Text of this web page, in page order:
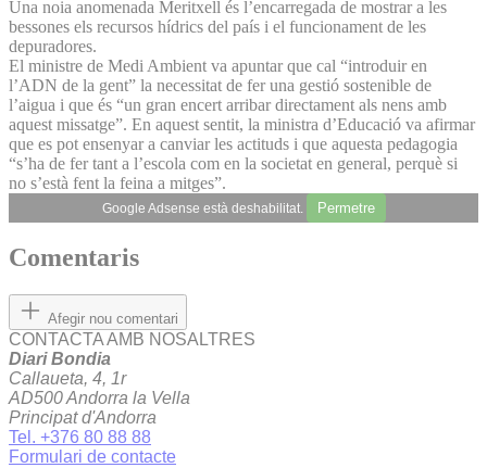
Una noia anomenada Meritxell és l’encarregada de mostrar a les
bessones els recursos hídrics del país i el funcionament de les
depuradores.
El ministre de Medi Ambient va apuntar que cal “introduir en
l’ADN de la gent” la necessitat de fer una gestió sostenible de
l’aigua i que és “un gran encert arribar directament als nens amb
aquest missatge”. En aquest sentit, la ministra d’Educació va afirmar
que es pot ensenyar a canviar les actituds i que aquesta pedagogia
“s’ha de fer tant a l’escola com en la societat en general, perquè si
no s’està fent la feina a mitges”.
Google Adsense està deshabilitat. Permetre
Comentaris
Afegir nou comentari
CONTACTA AMB NOSALTRES
Diari Bondia
Callaueta, 4, 1r
AD500 Andorra la Vella
Principat d'Andorra
Tel. +376 80 88 88
Formulari de contacte